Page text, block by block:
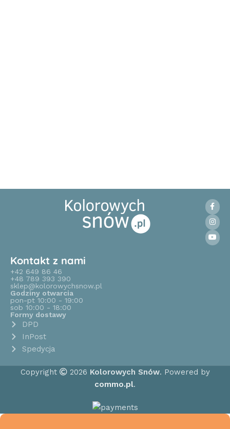
Kontakt z nami
+42 649 86 46
+48 789 393 390
sklep@kolorowychsnow.pl
Godziny otwarcia
pon-pt 10:00 - 19:00
sob 10:00 - 18:00
Formy dostawy
DPD
InPost
Spedycja
Copyright 2026 Kolorowych Snów. Powered by
commo.pl.